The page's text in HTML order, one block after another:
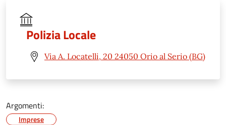
Polizia Locale
Via A. Locatelli, 20 24050 Orio al Serio (BG)
Argomenti:
Imprese